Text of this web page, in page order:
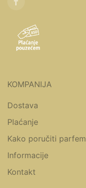
KOMPANIJA
Dostava
Plaćanje
Kako poručiti parfem
Informacije
Kontakt